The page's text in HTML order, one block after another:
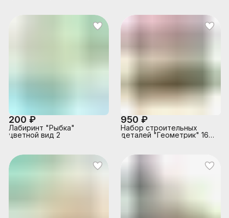
200 ₽
Лабиринт "Рыбка"
цветной вид 2
950 ₽
Набор строительных
деталей "Геометрик" 16